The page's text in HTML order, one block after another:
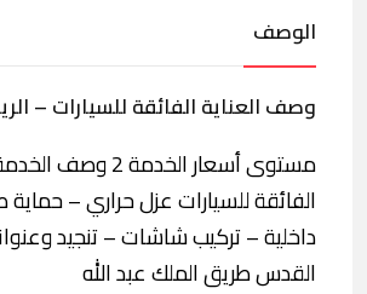
الوصف
وصف العناية الفائقة للسيارات –
مستوى أسعار الخدمة 2
الفائقة للسيارات عزل حراري –
داخلية – تركيب شاشات – تنجيد
القدس طريق الملك عبد الله